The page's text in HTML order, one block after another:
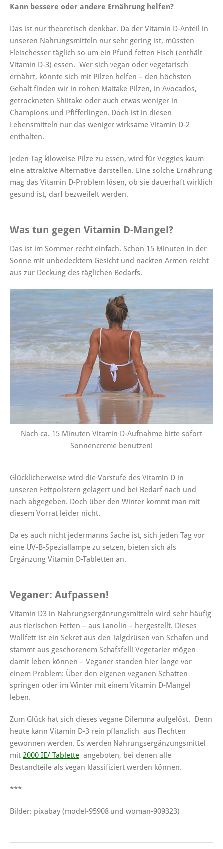
Kann bessere oder andere Ernährung helfen?
Das ist nur theoretisch denkbar. Da der Vitamin D-Anteil in
unseren Nahrungsmitteln nur sehr gering ist, müssten
Fleischesser täglich so um ein Pfund fetten Fisch (enthält
Vitamin D-3) essen. Wer sich vegan oder vegetarisch
ernährt, könnte sich mit Pilzen helfen – den höchsten
Gehalt finden wir in rohen Maitake Pilzen, in Avocados,
getrockneten Shiitake oder auch etwas weniger in
Champions und Pfifferlingen. Doch ist in diesen
Lebensmitteln nur das weniger wirksame Vitamin D-2
enthalten.
Jeden Tag kiloweise Pilze zu essen, wird für Veggies kaum
eine attraktive Alternative darstellen. Eine solche Ernährung
mag das Vitamin D-Problem lösen, ob sie dauerhaft wirklich
gesund ist, darf bezweifelt werden.
Was tun gegen Vitamin D-Mangel?
Das ist im Sommer recht einfach. Schon 15 Minuten in der
Sonne mit unbedecktem Gesicht und nackten Armen reicht
aus zur Deckung des täglichen Bedarfs.
Nach ca. 15 Minuten Vitamin D-Aufnahme bitte sofort
Sonnencreme benutzen!
Glücklicherweise wird die Vorstufe des Vitamin D in
unseren Fettpolstern gelagert und bei Bedarf nach und
nach abgegeben. Doch über den Winter kommt man mit
diesem Vorrat leider nicht.
Da es auch nicht jedermanns Sache ist, sich jeden Tag vor
eine UV-B-Speziallampe zu setzen, bieten sich als
Ergänzung Vitamin D-Tabletten an.
Veganer: Aufpassen!
Vitamin D3 in Nahrungsergänzungsmitteln wird sehr häufig
aus tierischen Fetten – aus Lanolin – hergestellt. Dieses
Wollfett ist ein Sekret aus den Talgdrüsen von Schafen und
stammt aus geschorenem Schafsfell! Vegetarier mögen
damit leben können – Veganer standen hier lange vor
einem Problem: Über den eigenen veganen Schatten
springen oder im Winter mit einem Vitamin D-Mangel
leben.
Zum Glück hat sich dieses vegane Dilemma aufgelöst. Denn
heute kann Vitamin D-3 rein pflanzlich aus Flechten
gewonnen werden. Es werden Nahrungsergänzungsmittel
mit 2000 IE/ Tablette angeboten, bei denen alle
Bestandteile als vegan klassifiziert werden können.
***
Bilder: pixabay (model-95908 und woman-909323)